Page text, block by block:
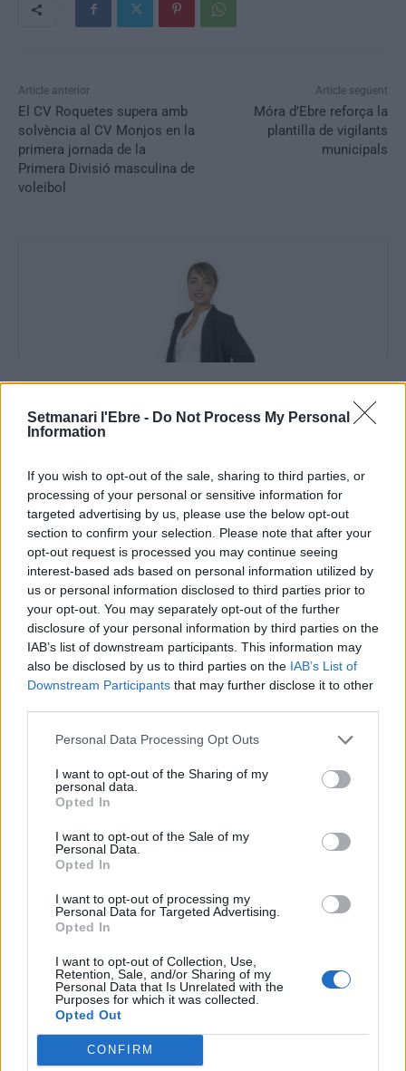
Setmanari l'Ebre - Do Not Process My Personal
Information
If you wish to opt-out of the sale, sharing to third parties, or
processing of your personal or sensitive information for
targeted advertising by us, please use the below opt-out
section to confirm your selection. Please note that after your
opt-out request is processed you may continue seeing
interest-based ads based on personal information utilized by
us or personal information disclosed to third parties prior to
your opt-out. You may separately opt-out of the further
disclosure of your personal information by third parties on the
IAB’s list of downstream participants. This information may
also be disclosed by us to third parties on the IAB’s List of
Downstream Participants that may further disclose it to other
Personal Data Processing Opt Outs
I want to opt-out of the Sharing of my
personal data.
Opted In
I want to opt-out of the Sale of my
Personal Data.
Opted In
I want to opt-out of processing my
Personal Data for Targeted Advertising.
Opted In
I want to opt-out of Collection, Use,
Retention, Sale, and/or Sharing of my
Personal Data that Is Unrelated with the
Purposes for which it was collected.
Opted Out
CONFIRM
Article anterior
El CV Roquetes supera amb
solvència al CV Monjos en la
primera jornada de la
Primera Divisió masculina de
voleibol
Article següent
Móra d’Ebre reforça la
plantilla de vigilants
municipals
Periodista
ARTICLES RELACIONATS
Entrevistes
“Terres de l’Ebre serà el territori que creixerà
més esta legislatura”
26 de juny de 2026
“Invertim 1,9 milions a la xarxa d’aigua i
Entrevistes
“A les Terres de l’Ebre faltarien unes mil
DEIXA UNA RESPOSTA